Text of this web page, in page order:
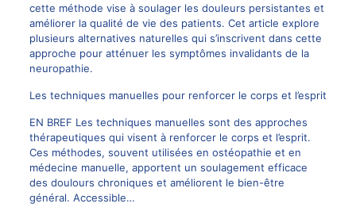
cette méthode vise à soulager les douleurs persistantes et
améliorer la qualité de vie des patients. Cet article explore
plusieurs alternatives naturelles qui s’inscrivent dans cette
approche pour atténuer les symptômes invalidants de la
neuropathie.
Les techniques manuelles pour renforcer le corps et l’esprit
EN BREF Les techniques manuelles sont des approches
thérapeutiques qui visent à renforcer le corps et l’esprit.
Ces méthodes, souvent utilisées en ostéopathie et en
médecine manuelle, apportent un soulagement efficace
des doulours chroniques et améliorent le bien-être
général. Accessible…